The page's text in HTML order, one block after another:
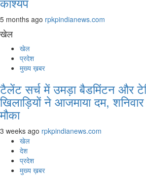
5 months ago rpkpindianews.com
खेल
खेल
प्रदेश
मुख्य ख़बर
टैलेंट सर्च में उमड़ा बैडमिंटन और
खिलाड़ियों ने आजमाया दम,
मौका
3 weeks ago rpkpindianews.com
खेल
देश
प्रदेश
मुख्य ख़बर